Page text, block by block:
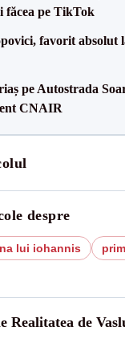
făcea pe TikTok
favorit absolut
pe Autostrada
CNAIR
despre
lui iohannis
Realitatea de